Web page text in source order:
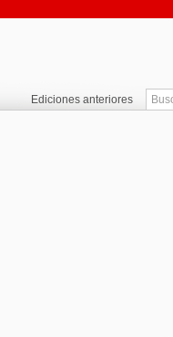
Ediciones anteriores